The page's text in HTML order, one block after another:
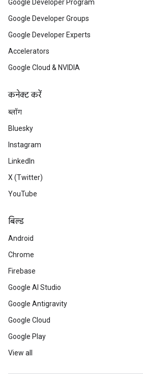
Google Developer Program
Google Developer Groups
Google Developer Experts
Accelerators
Google Cloud & NVIDIA
कनेक्ट करें
ब्लॉग
Bluesky
Instagram
LinkedIn
X (Twitter)
YouTube
बिल्ड
Android
Chrome
Firebase
Google AI Studio
Google Antigravity
Google Cloud
Google Play
View all